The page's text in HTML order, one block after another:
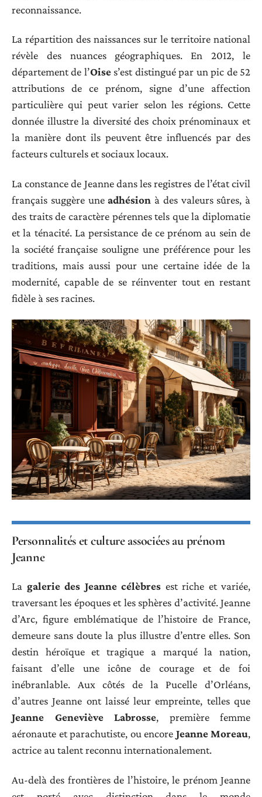
reconnaissance.
La répartition des naissances sur le territoire national
révèle des nuances géographiques. En 2012, le
département de l’Oises’est distingué par un pic de 52
attributions de ce prénom, signe d’une affection
particulière qui peut varier selon les régions. Cette
donnée illustre la diversité des choix prénominaux et
la manière dont ils peuvent être influencés par des
facteurs culturels et sociaux locaux.
La constance de Jeanne dans les registres de l’état civil
français suggère uneadhésion à des valeurs sûres, à
des traits de caractère pérennes tels que la diplomatie
et la ténacité. La persistance de ce prénom au sein de
la société française souligne une préférence pour les
traditions, mais aussi pour une certaine idée de la
modernité, capable de se réinventer tout en restant
fidèle à ses racines.
Personnalités et culture associées au prénom
Jeanne
La galerie des Jeanne célèbres est riche et variée,
traversant les époques et les sphères d’activité. Jeanne
d’Arc, figure emblématique de l’histoire de France,
demeure sans doute la plus illustre d’entre elles. Son
destin héroïque et tragique a marqué la nation,
faisant d’elle une icône de courage et de foi
inébranlable. Aux côtés de la Pucelle d’Orléans,
d’autres Jeanne ont laissé leur empreinte, telles que
Jeanne Geneviève Labrosse, première femme
aéronaute et parachutiste, ou encore Jeanne Moreau,
actrice au talent reconnu internationalement.
Au-delà des frontières de l’histoire, le prénom Jeanne